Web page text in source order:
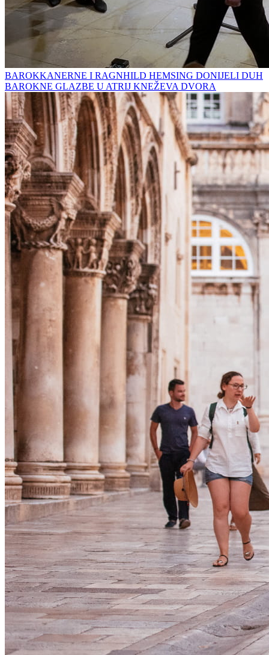
BAROKKANERNE I RAGNHILD HEMSING DONIJELI DUH
BAROKNE GLAZBE U ATRIJ KNEŽEVA DVORA